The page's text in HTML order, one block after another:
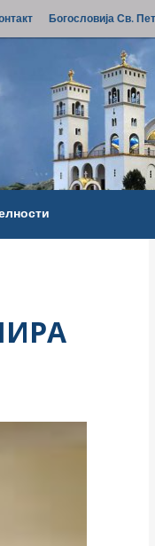
Богословија Св.